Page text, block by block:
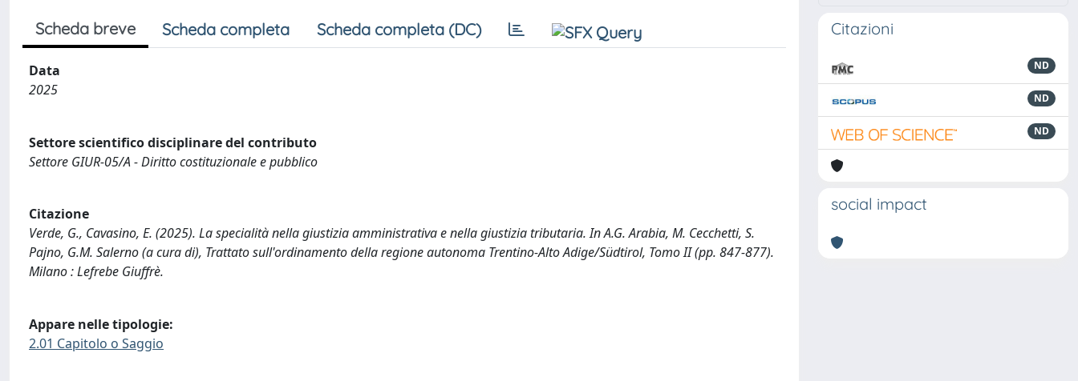
Scheda breve Scheda completa Scheda completa (DC)
Data
2025
Settore scientifico disciplinare del contributo
Settore GIUR-05/A - Diritto costituzionale e pubblico
Citazione
Verde, G., Cavasino, E. (2025). La specialità nella giustizia amministrativa e nella giustizia tributaria. In A.G. Arabia, M. Cecchetti, S.
Pajno, G.M. Salerno (a cura di), Trattato sull'ordinamento della regione autonoma Trentino-Alto Adige/Südtirol, Tomo II (pp. 847-877).
Milano : Lefrebe Giuffrè.
Appare nelle tipologie:
2.01 Capitolo o Saggio
Citazioni
ND
ND
ND
social impact